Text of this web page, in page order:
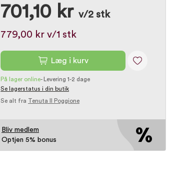
701,10 kr v/2 stk
779,00 kr v/1 stk
Læg i kurv
På lager online-
Levering 1-2 dage
Se lagerstatus i din butik
Se alt fra Tenuta Il Poggione
Bliv medlem
Optjen 5% bonus